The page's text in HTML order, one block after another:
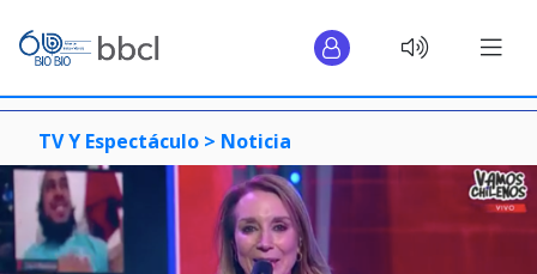
TV Y Espectáculo > Noticia